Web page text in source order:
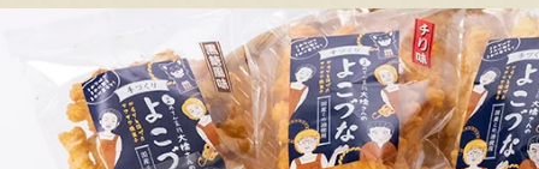
が非常に強く、機械を使った大量生
さしくてどこか懐かしい味にこだわ
今後も変わらぬやり方で愛される商
信し続ける。